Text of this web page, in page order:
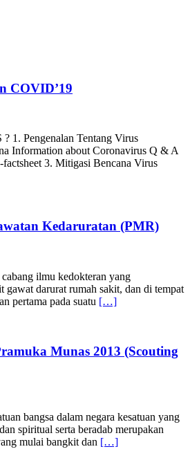
COVID’19
1. Pengenalan Tentang Virus
Information about Coronavirus Q & A
3. Mitigasi Bencana Virus
Kedaruratan (PMR)
ilmu kedokteran yang
gawat darurat rumah sakit, dan di tempat
pertama pada suatu […]
Munas 2013 (Scouting
bangsa dalam negara kesatuan yang
spiritual serta beradab merupakan
mulai bangkit dan […]